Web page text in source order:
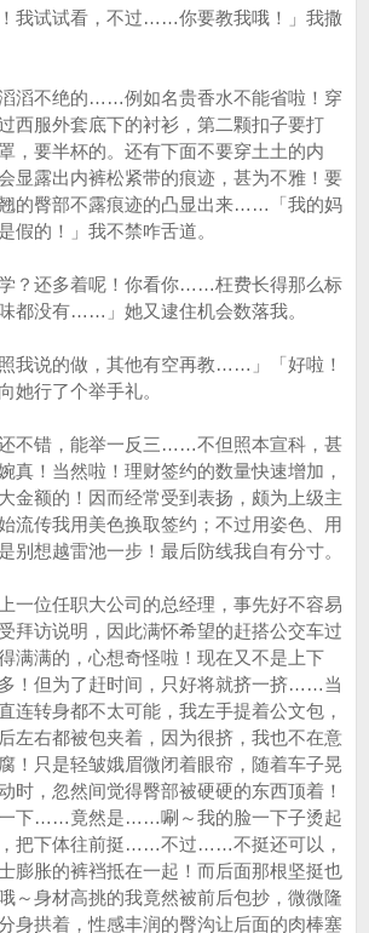
试试看，不过……你要教我哦！」我撒
不绝的……例如名贵香水不能省啦！穿
西服外套底下的衬衫，第二颗扣子要打
，要半杯的。还有下面不要穿土土的内
显露出内裤松紧带的痕迹，甚为不雅！要
的臀部不露痕迹的凸显出来……「我的妈
假的！」我不禁咋舌道。
还多着呢！你看你……枉费长得那么标
都没有……」她又逮住机会数落我。
说的做，其他有空再教……」「好啦！
她行了个举手礼。
错，能举一反三……不但照本宣科，甚
真！当然啦！理财签约的数量快速增加，
金额的！因而经常受到表扬，颇为上级主
流传我用美色换取签约；不过用姿色、用
别想越雷池一步！最后防线我自有分寸。
位任职大公司的总经理，事先好不容易
拜访说明，因此满怀希望的赶搭公交车过
满满的，心想奇怪啦！现在又不是上下
！但为了赶时间，只好将就挤一挤……当
连转身都不太可能，我左手提着公文包，
左右都被包夹着，因为很挤，我也不在意
！只是轻皱娥眉微闭着眼帘，随着车子晃
，忽然间觉得臀部被硬硬的东西顶着！
一下……竟然是……唰～我的脸一下子烫起
把下体往前挺……不过……不挺还可以，
膨胀的裤裆抵在一起！而后面那根坚挺也
身材高挑的我竟然被前后包抄，微微隆
身拱着，性感丰润的臀沟让后面的肉棒塞